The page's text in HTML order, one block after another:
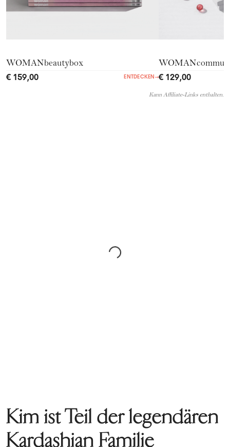
WOMANbeautybox
€ 159,00 ENTDECKEN →€ 129,00
Kann Affiliate-Links enthalten.
Kim ist Teil der legendären
Kardashian Familie